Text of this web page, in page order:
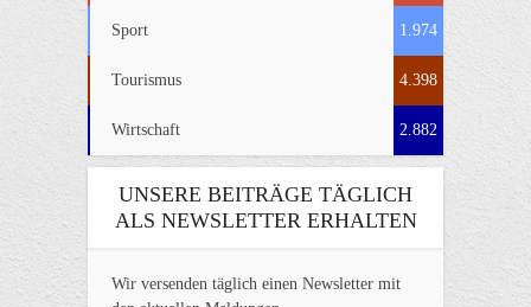
Sport 1.974
Tourismus 4.398
Wirtschaft 2.882
UNSERE BEITRÄGE TÄGLICH
ALS NEWSLETTER ERHALTEN
Wir versenden täglich einen Newsletter mit